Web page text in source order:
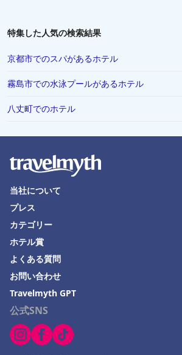
特集した人気の検索結果
京都市でのスパがあるホテル
霧島市での水泳プールがあるホテル
八丈町でのホテル
公式SNS
当社について
プレス
カテゴリー
ホテル賞
よくある質問
お問い合わせ
Travelmyth GPT